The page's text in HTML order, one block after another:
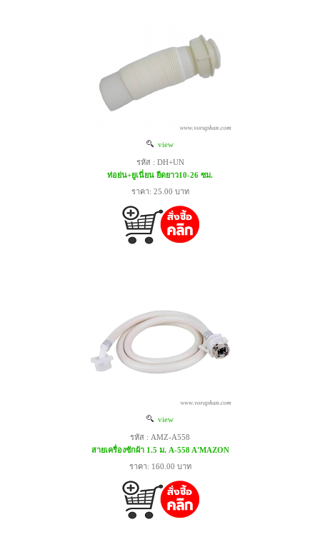
view
รหัส : DH+UN
ท่อย่น+ยูเนี่ยน ยืดยาว10-26 ซม.
ราคา: 25.00 บาท
view
รหัส : AMZ-A558
สายเครื่องซักผ้า 1.5 ม. A-558 A'MAZON
ราคา: 160.00 บาท